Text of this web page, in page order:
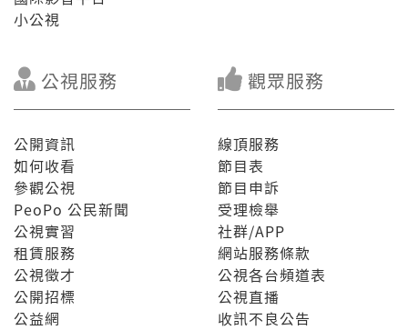
小公視
公視服務
公開資訊
如何收看
參觀公視
PeoPo 公民新聞
公視實習
租賃服務
公視徵才
公開招標
公益網
觀眾服務
線頂服務
節目表
節目申訴
受理檢舉
社群/APP
網站服務條款
公視各台頻道表
公視直播
收訊不良公告